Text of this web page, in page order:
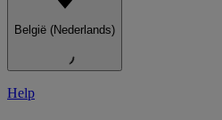
België (Nederlands)
Help